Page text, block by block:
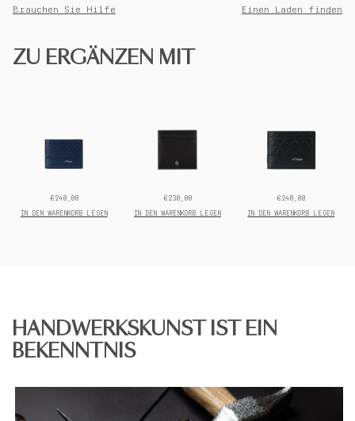
GEWICHT 1 900 g
Ihrer Bestellung zu beantragen. Bei Fragen oder sofortigen
Brauchen Sie Hilfe Einen Laden finden
ZU ERGÄNZEN MIT
Prix
final:
€240,00
IN DEN WARENKORB LEGEN
Prix
final:
€230,00
IN DEN WARENKORB LEGEN
Prix
final:
€240,00
IN DEN WARENKORB LEGEN
HANDWERKSKUNST IST EIN
BEKENNTNIS